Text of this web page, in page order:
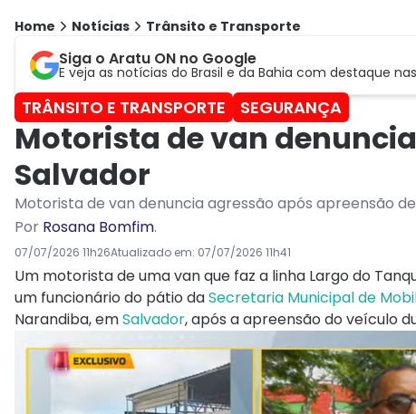
Home Notícias Trânsito e Transporte
Siga o Aratu ON no Google
E veja as notícias do Brasil e da Bahia com destaque
TRÂNSITO E TRANSPORTE SEGURANÇA
Motorista de van
Salvador
Motorista de van denuncia agressão após apreensão
Por Rosana Bomfim.
07/07/2026 11h26Atualizado em: 07/07/2026 11h41
Um motorista de uma van que faz a linha Largo do
um funcionário do pátio daSecretaria Municipal de
Narandiba, emSalvador, após a apreensão do veículo